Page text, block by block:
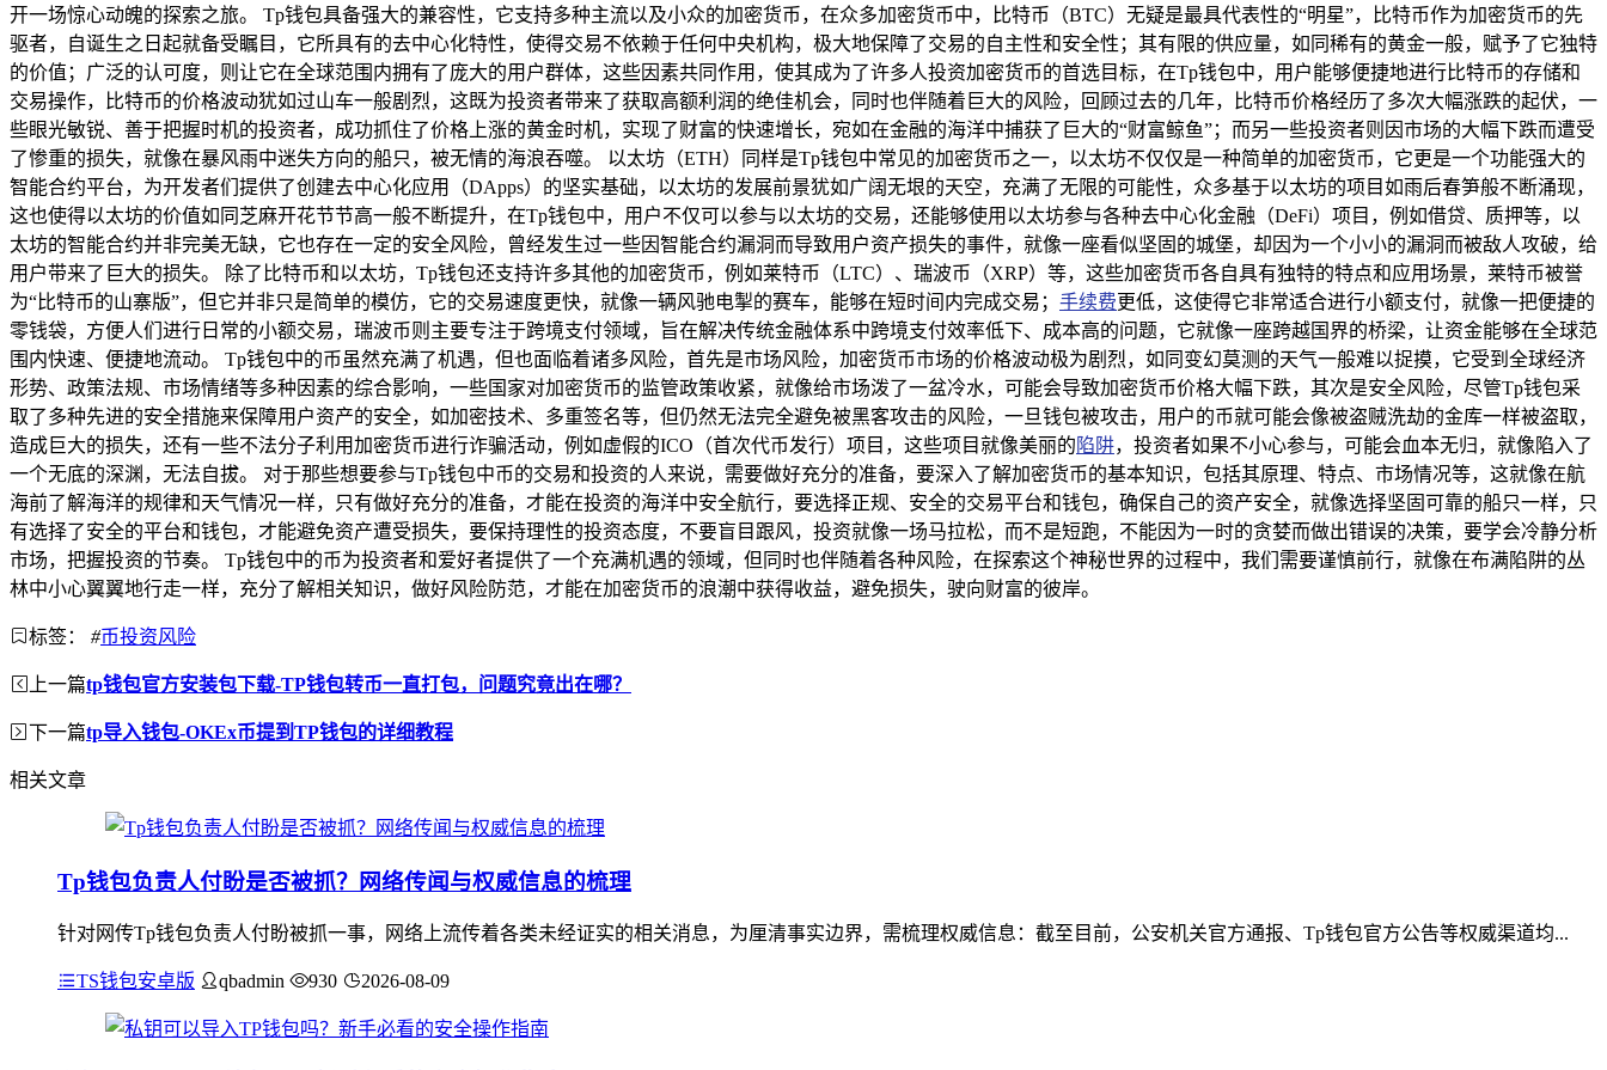
开一场惊心动魄的探索之旅。 Tp钱包具备强大的兼容性，它支持多种主流以及小众的加密货币，在众多加密货币中，比特币（BTC）无疑是最具代表性的“明星”，比特币作为加密货币的先
驱者，自诞生之日起就备受瞩目，它所具有的去中心化特性，使得交易不依赖于任何中央机构，极大地保障了交易的自主性和安全性；其有限的供应量，如同稀有的黄金一般，赋予了它独特
的价值；广泛的认可度，则让它在全球范围内拥有了庞大的用户群体，这些因素共同作用，使其成为了许多人投资加密货币的首选目标，在Tp钱包中，用户能够便捷地进行比特币的存储和
交易操作，比特币的价格波动犹如过山车一般剧烈，这既为投资者带来了获取高额利润的绝佳机会，同时也伴随着巨大的风险，回顾过去的几年，比特币价格经历了多次大幅涨跌的起伏，一
些眼光敏锐、善于把握时机的投资者，成功抓住了价格上涨的黄金时机，实现了财富的快速增长，宛如在金融的海洋中捕获了巨大的“财富鲸鱼”；而另一些投资者则因市场的大幅下跌而遭受
了惨重的损失，就像在暴风雨中迷失方向的船只，被无情的海浪吞噬。 以太坊（ETH）同样是Tp钱包中常见的加密货币之一，以太坊不仅仅是一种简单的加密货币，它更是一个功能强大的
智能合约平台，为开发者们提供了创建去中心化应用（DApps）的坚实基础，以太坊的发展前景犹如广阔无垠的天空，充满了无限的可能性，众多基于以太坊的项目如雨后春笋般不断涌现，
这也使得以太坊的价值如同芝麻开花节节高一般不断提升，在Tp钱包中，用户不仅可以参与以太坊的交易，还能够使用以太坊参与各种去中心化金融（DeFi）项目，例如借贷、质押等，以
太坊的智能合约并非完美无缺，它也存在一定的安全风险，曾经发生过一些因智能合约漏洞而导致用户资产损失的事件，就像一座看似坚固的城堡，却因为一个小小的漏洞而被敌人攻破，给
用户带来了巨大的损失。 除了比特币和以太坊，Tp钱包还支持许多其他的加密货币，例如莱特币（LTC）、瑞波币（XRP）等，这些加密货币各自具有独特的特点和应用场景，莱特币被誉
为“比特币的山寨版”，但它并非只是简单的模仿，它的交易速度更快，就像一辆风驰电掣的赛车，能够在短时间内完成交易； 手续费更低，这使得它非常适合进行小额支付，就像一把便捷的
零钱袋，方便人们进行日常的小额交易，瑞波币则主要专注于跨境支付领域，旨在解决传统金融体系中跨境支付效率低下、成本高的问题，它就像一座跨越国界的桥梁，让资金能够在全球范
围内快速、便捷地流动。 Tp钱包中的币虽然充满了机遇，但也面临着诸多风险，首先是市场风险，加密货币市场的价格波动极为剧烈，如同变幻莫测的天气一般难以捉摸，它受到全球经济
形势、政策法规、市场情绪等多种因素的综合影响，一些国家对加密货币的监管政策收紧，就像给市场泼了一盆冷水，可能会导致加密货币价格大幅下跌，其次是安全风险，尽管Tp钱包采
取了多种先进的安全措施来保障用户资产的安全，如加密技术、多重签名等，但仍然无法完全避免被黑客攻击的风险，一旦钱包被攻击，用户的币就可能会像被盗贼洗劫的金库一样被盗取，
造成巨大的损失，还有一些不法分子利用加密货币进行诈骗活动，例如虚假的ICO（首次代币发行）项目，这些项目就像美丽的 陷阱，投资者如果不小心参与，可能会血本无归，就像陷入了
一个无底的深渊，无法自拔。 对于那些想要参与Tp钱包中币的交易和投资的人来说，需要做好充分的准备，要深入了解加密货币的基本知识，包括其原理、特点、市场情况等，这就像在航
海前了解海洋的规律和天气情况一样，只有做好充分的准备，才能在投资的海洋中安全航行，要选择正规、安全的交易平台和钱包，确保自己的资产安全，就像选择坚固可靠的船只一样，只
有选择了安全的平台和钱包，才能避免资产遭受损失，要保持理性的投资态度，不要盲目跟风，投资就像一场马拉松，而不是短跑，不能因为一时的贪婪而做出错误的决策，要学会冷静分析
市场，把握投资的节奏。 Tp钱包中的币为投资者和爱好者提供了一个充满机遇的领域，但同时也伴随着各种风险，在探索这个神秘世界的过程中，我们需要谨慎前行，就像在布满陷阱的丛
林中小心翼翼地行走一样，充分了解相关知识，做好风险防范，才能在加密货币的浪潮中获得收益，避免损失，驶向财富的彼岸。
标签： #币投资风险
上一篇tp钱包官方安装包下载-TP钱包转币一直打包，问题究竟出在哪？
下一篇tp导入钱包-OKEx币提到TP钱包的详细教程
相关文章
Tp钱包负责人付盼是否被抓？网络传闻与权威信息的梳理
针对网传Tp钱包负责人付盼被抓一事，网络上流传着各类未经证实的相关消息，为厘清事实边界，需梳理权威信息：截至目前，公安机关官方通报、Tp钱包官方公告等权威渠道均...
TS钱包安卓版 qbadmin 930 2026-08-09